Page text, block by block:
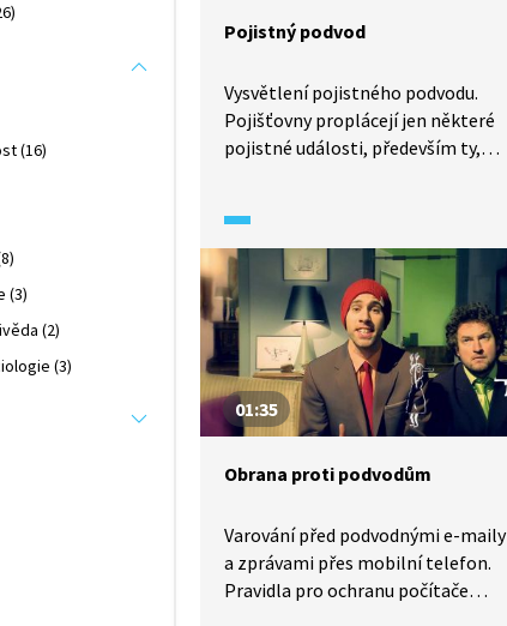
(16)
(3)
(2)
(3)
Pojistný podvod
Vysvětlení pojistného podvodu.
Pojišťovny proplácejí jen některé
pojistné události, především ty,
události se jedná o pojistný podvod
a ten je trestný.
01:35
Obrana proti podvodům
Varování před podvodnými e-maily
a zprávami přes mobilní telefon.
Pravidla pro ochranu počítače